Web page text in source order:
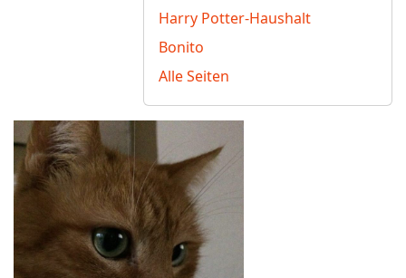
Harry Potter-Haushalt
Bonito
Alle Seiten